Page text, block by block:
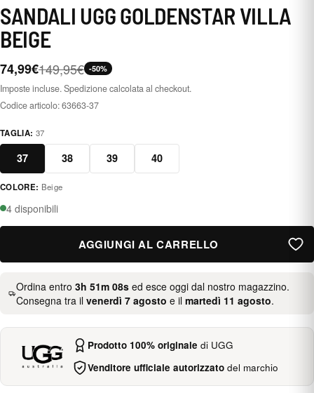
SANDALI UGG GOLDENSTAR VILLA
BEIGE
74,99€149,95€ -50%
Imposte incluse. Spedizione calcolata al checkout.
Codice articolo:63663-37
TAGLIA: 37
37 38 39 40
beig
COLORE: Beige
4 disponibili
AGGIUNGI AL CARRELLO
Ordina entro 3h 51m 07sed esce oggi dal nostro magazzino.
Consegna tra il venerdì 7 agosto e il martedì 11 agosto.
Prodotto 100% originale di UGG
Venditore ufficiale autorizzatodel marchio